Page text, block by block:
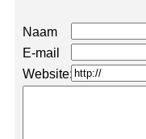
Naam
E-mail
Website: